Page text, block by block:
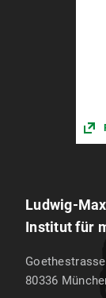
Ludwig-
Institut für
80336